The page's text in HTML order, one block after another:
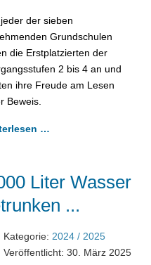
der sieben
Grundschulen
die Erstplatzierten der
2 bis 4 an und
ihre Freude am Lesen
Beweis.
…
Liter Wasser
...
Kategorie:2024 / 2025
Veröffentlicht: 30. März 2025